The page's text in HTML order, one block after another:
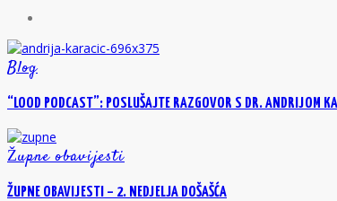
Blog
“LOOD PODCAST”: POSLUŠAJTE RAZGOVOR S DR. ANDRIJOM
Župne obavijesti
ŽUPNE OBAVIJESTI – 2. NEDJELJA DOŠAŠĆA